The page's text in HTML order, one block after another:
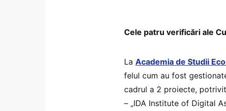
Cele patru verificări ale
La Academia de Studii
felul cum au fost
cadrul a 2 proiecte,
– „IDA Institute of Digital